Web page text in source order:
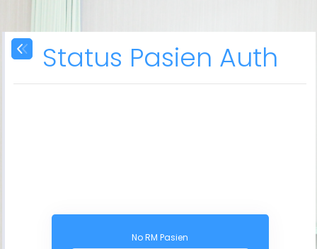
Status Pasien Auth
No RM Pasien